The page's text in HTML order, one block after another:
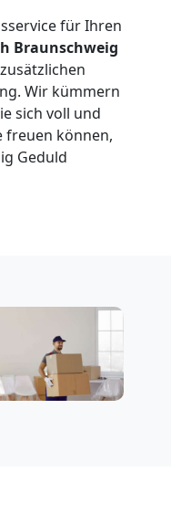
für Ihren
Braunschweig
Wir kümmern
sich voll und
freuen können,
Geduld